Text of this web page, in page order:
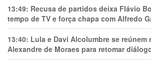
13:49: Recusa de partidos deixa Flávio
tempo de TV e força chapa com Alfredo
13:40: Lula e Davi Alcolumbre se reúnem
Alexandre de Moraes para retomar